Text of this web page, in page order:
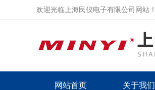
欢迎光临上海民仪电子有限公司网站！
网站首页 关于我们